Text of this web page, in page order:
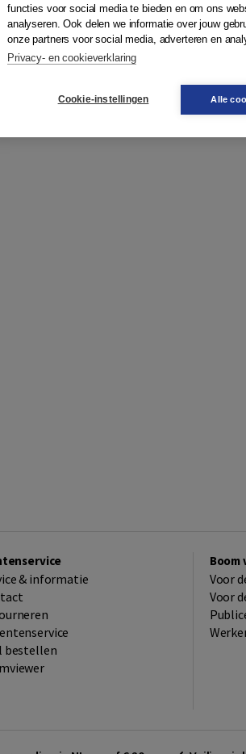
& informatie
bestellen
Boom
Voor
Voor
functies voor social media te bieden en om ons
analyseren. Ook delen we informatie over jouw
onze partners voor social media, adverteren en
Privacy- en cookieverklaring
Cookie-instellingen Alle